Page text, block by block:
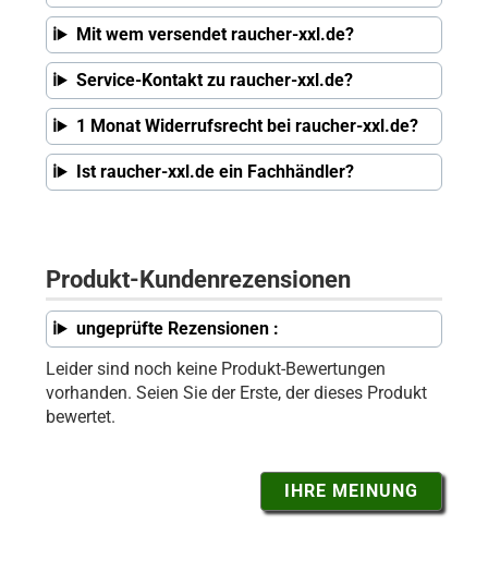
Mit wem versendet raucher-xxl.de?
Service-Kontakt zu raucher-xxl.de?
1 Monat Widerrufsrecht bei raucher-xxl.de?
Ist raucher-xxl.de ein Fachhändler?
Produkt-Kundenrezensionen
ungeprüfte Rezensionen :
Leider sind noch keine Produkt-Bewertungen
vorhanden. Seien Sie der Erste, der dieses Produkt
bewertet.
IHRE MEINUNG